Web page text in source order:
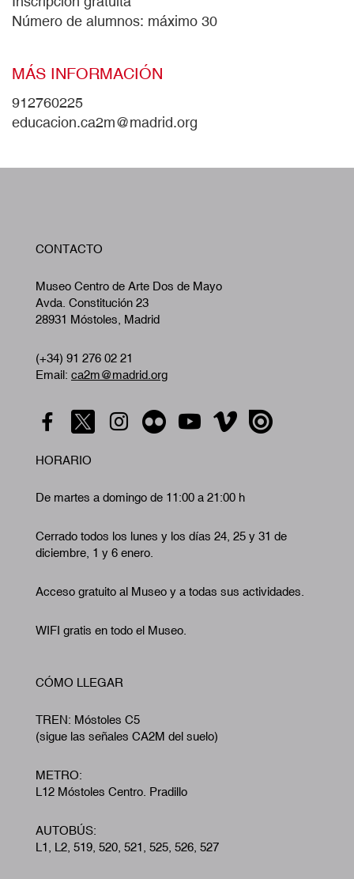
Número de alumnos: máximo 30
MÁS INFORMACIÓN
912760225
educacion.ca2m@madrid.org
CONTACTO
Museo Centro de Arte Dos de Mayo
Avda. Constitución 23
28931 Móstoles, Madrid
(+34) 91 276 02 21
Email: ca2m@madrid.org
HORARIO
De martes a domingo de 11:00 a 21:00 h
Cerrado todos los lunes y los días 24, 25 y 31 de
diciembre, 1 y 6 enero.
Acceso gratuito al Museo y a todas sus actividades.
WIFI gratis en todo el Museo.
CÓMO LLEGAR
TREN: Móstoles C5
(sigue las señales CA2M del suelo)
METRO:
L12 Móstoles Centro. Pradillo
AUTOBÚS:
L1, L2, 519, 520, 521, 525, 526, 527